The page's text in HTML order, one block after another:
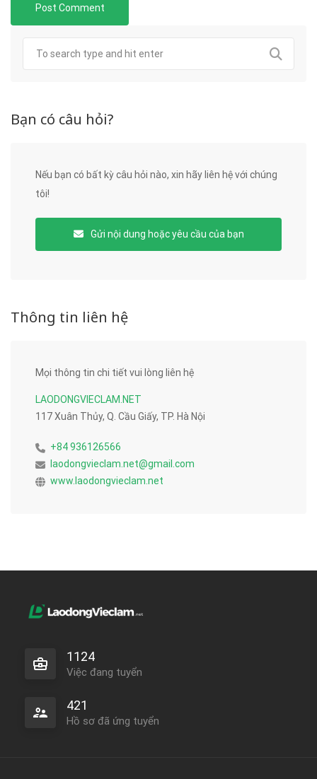
Bạn có câu hỏi?
Nếu bạn có bất kỳ câu hỏi nào, xin hãy liên hệ với chúng
tôi!
Gửi nội dung hoặc yêu cầu của bạn
Thông tin liên hệ
Mọi thông tin chi tiết vui lòng liên hệ
LAODONGVIECLAM.NET
117 Xuân Thủy, Q. Cầu Giấy, TP. Hà Nội
+84 936126566
laodongvieclam.net@gmail.com
www.laodongvieclam.net
1124
Việc đang tuyển
421
Hồ sơ đã ứng tuyển